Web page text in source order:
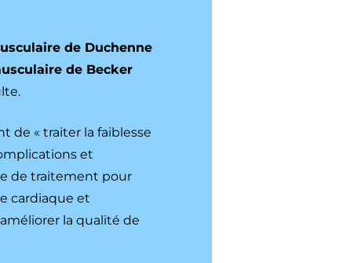
de Duchenne
de Becker
de « traiter la faiblesse
et
de traitement pour
cardiaque et
la qualité de